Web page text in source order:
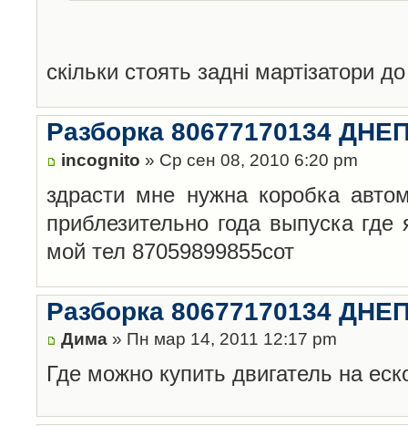
скільки стоять задні мартізатори
Разборка 80677170134
incognito » Ср сен 08, 2010 6:20 pm
здрасти мне нужна коробка
приблезительно года выпуска
мой тел 87059899855сот
Разборка 80677170134
Дима » Пн мар 14, 2011 12:17 pm
Где можно купить двигатель на